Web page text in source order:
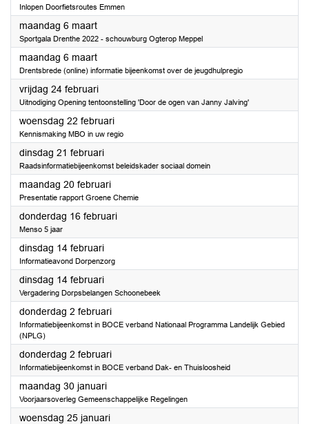
Inlopen Doorfietsroutes Emmen
maandag 6 maart2023
Sportgala Drenthe 2022 - schouwburg Ogterop Meppel
maandag 6 maart2023
Drentsbrede (online) informatie bijeenkomst over de jeugdhulpregio
vrijdag 24 februari2023
Uitnodiging Opening tentoonstelling 'Door de ogen van Janny Jalving'
woensdag 22 februari2023
Kennismaking MBO in uw regio
dinsdag 21 februari2023
Raadsinformatiebijeenkomst beleidskader sociaal domein
maandag 20 februari2023
Presentatie rapport Groene Chemie
donderdag 16 februari2023
Menso 5 jaar
dinsdag 14 februari2023
Informatieavond Dorpenzorg
dinsdag 14 februari2023
Vergadering Dorpsbelangen Schoonebeek
donderdag 2 februari2023
Informatiebijeenkomst in BOCE verband Nationaal Programma Landelijk Gebied
(NPLG)
donderdag 2 februari2023
Informatiebijeenkomst in BOCE verband Dak- en Thuisloosheid
maandag 30 januari2023
Voorjaarsoverleg Gemeenschappelijke Regelingen
woensdag 25 januari2023